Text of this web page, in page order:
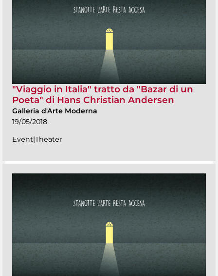
"Viaggio in Italia" tratto da "Bazar di un
Poeta" di Hans Christian Andersen
Galleria d'Arte Moderna
19/05/2018
Event|Theater